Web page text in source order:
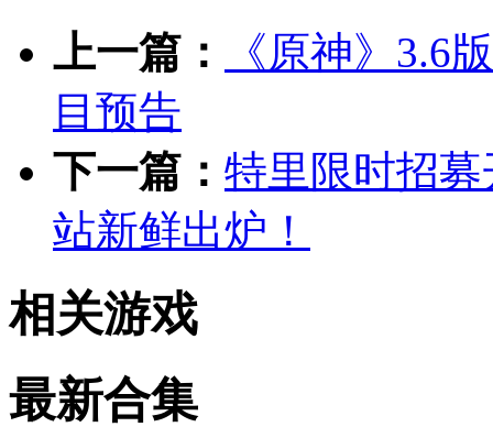
上一篇：
《原神》3.6
目预告
下一篇： 特里限时招
站新鲜出炉！
相关游戏
最新合集